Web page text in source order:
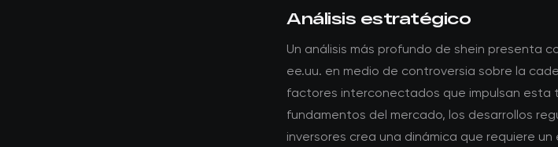
Análisis estratégico
Un análisis más profundo de shein presenta
ee.uu. en medio de controversia sobre la
factores interconectados que impulsan esta
fundamentos del mercado, los desarrollos
inversores crea una dinámica que requiere un